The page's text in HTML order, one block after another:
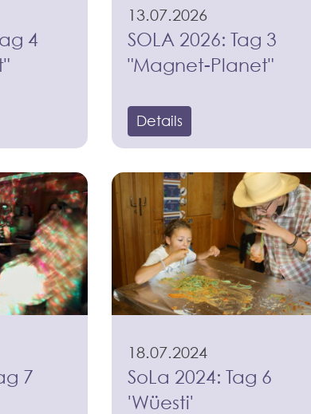
4
13.07.2026
SOLA 2026: Tag 3
"Magnet-Planet"
Details
7
18.07.2024
SoLa 2024: Tag 6
'Wüesti'